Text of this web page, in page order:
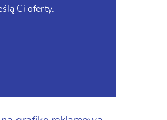
Ci oferty.